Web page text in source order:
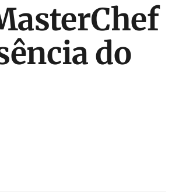
do